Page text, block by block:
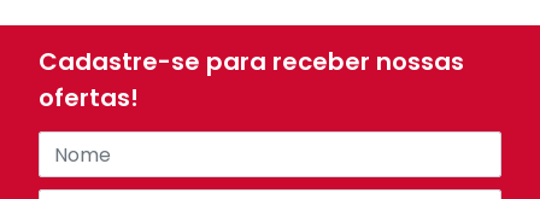
Cadastre-se para receber nossas
ofertas!